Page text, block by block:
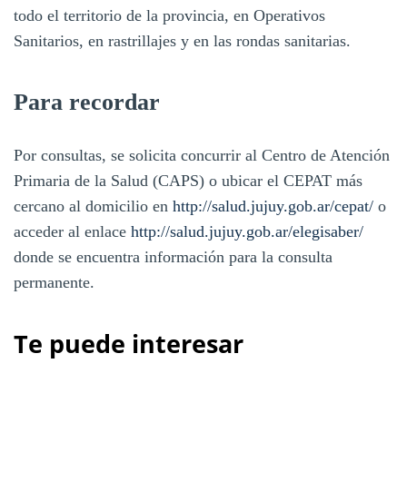
todo el territorio de la provincia, en Operativos
Sanitarios, en rastrillajes y en las rondas sanitarias.
Para recordar
Por consultas, se solicita concurrir al Centro de Atención
Primaria de la Salud (CAPS) o ubicar el CEPAT más
cercano al domicilio en http://salud.jujuy.gob.ar/cepat/ o
acceder al enlace http://salud.jujuy.gob.ar/elegisaber/
donde se encuentra información para la consulta
permanente.
Te puede interesar